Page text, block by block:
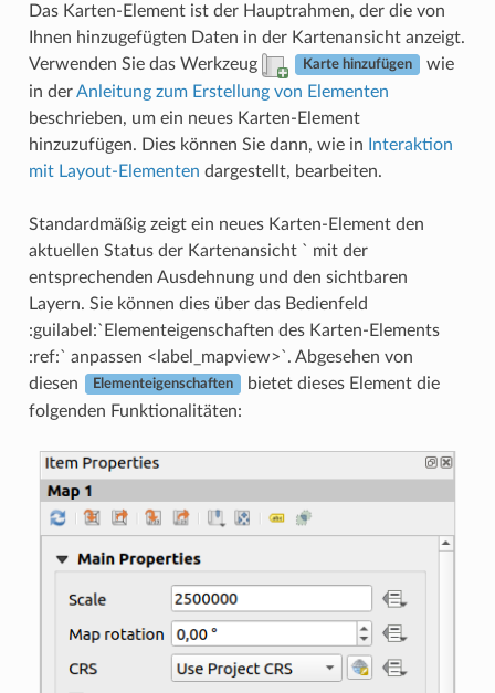
Das Karten-Element ist der Hauptrahmen, der die von
Ihnen hinzugefügten Daten in der Kartenansicht anzeigt.
Verwenden Sie das Werkzeug
Karte hinzufügen
wie
in derAnleitung zum Erstellung von Elementen
beschrieben, um ein neues Karten-Element
hinzuzufügen. Dies können Sie dann, wie in
Interaktion
mit Layout-Elementen dargestellt, bearbeiten.
Standardmäßig zeigt ein neues Karten-Element den
aktuellen Status der Kartenansicht ` mit der
entsprechenden Ausdehnung und den sichtbaren
Layern. Sie können dies über das Bedienfeld
:guilabel:`Elementeigenschaften des Karten-Elements
:ref:` anpassen <label_mapview>`. Abgesehen von
diesen
Elementeigenschaften
bietet dieses Element die
folgenden Funktionalitäten: